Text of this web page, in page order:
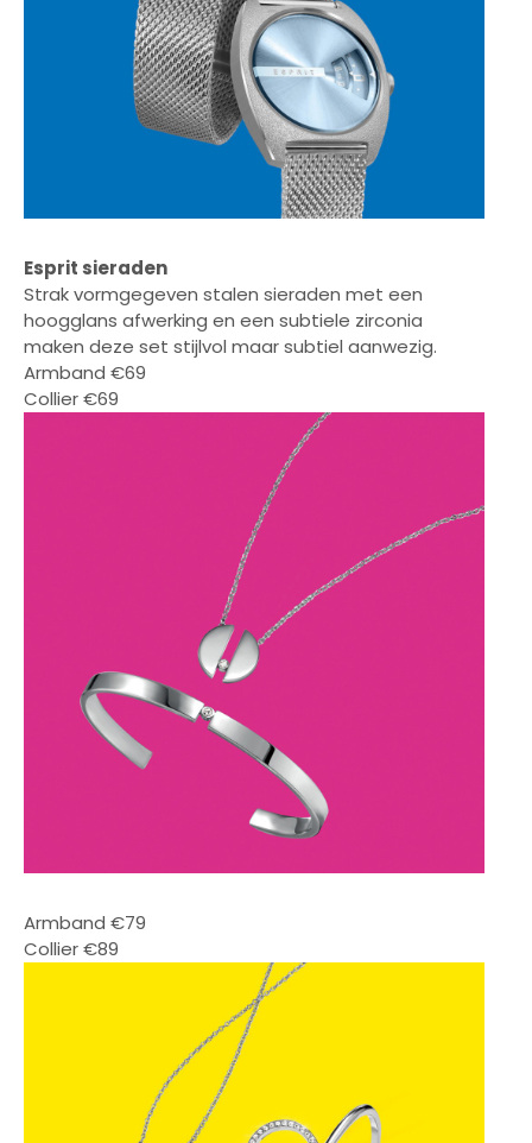
Esprit sieraden
Strak vormgegeven stalen sieraden met een
hoogglans afwerking en een subtiele zirconia
maken deze set stijlvol maar subtiel aanwezig.
Armband €69
Collier €69
Armband €79
Collier €89